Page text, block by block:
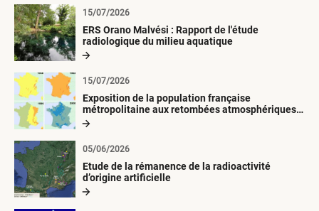
ERS Orano Malvési : Rapport de l'étude
radiologique du milieu aquatique
15/07/2026
Exposition de la population française
métropolitaine aux retombées atmosphériques
radioactives depuis 1945
15/07/2026
Etude de la rémanence de la radioactivité
d’origine artificielle
05/06/2026